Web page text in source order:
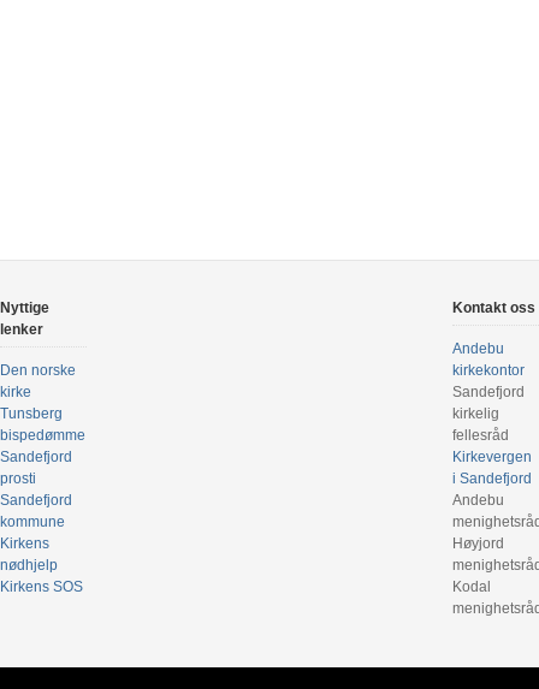
Nyttige
lenker
Den norske
kirke
Tunsberg
bispedømme
Sandefjord
prosti
Sandefjord
kommune
Kirkens
nødhjelp
Kirkens SOS
Kontakt oss
Andebu
kirkekontor
Sandefjord
kirkelig
fellesråd
Kirkevergen
i Sandefjord
Andebu
Høyjord
Kodal